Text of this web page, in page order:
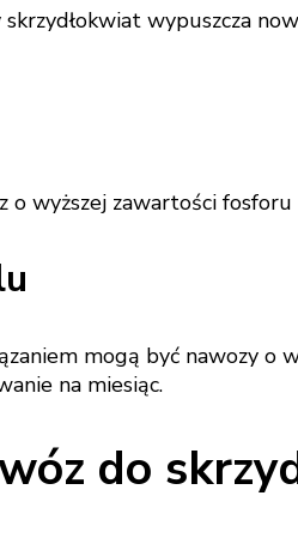
wypuszcza
wyższej zawartości
mogą być nawozy o
na miesiąc.
do